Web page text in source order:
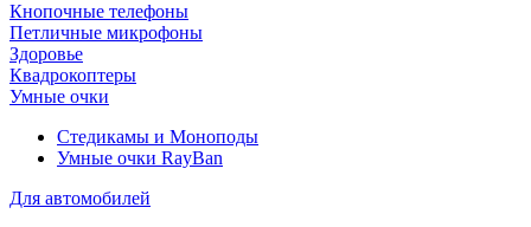
Кнопочные телефоны
Петличные микрофоны
Здоровье
Квадрокоптеры
Умные очки
Стедикамы и Моноподы
Умные очки RayBan
Для автомобилей